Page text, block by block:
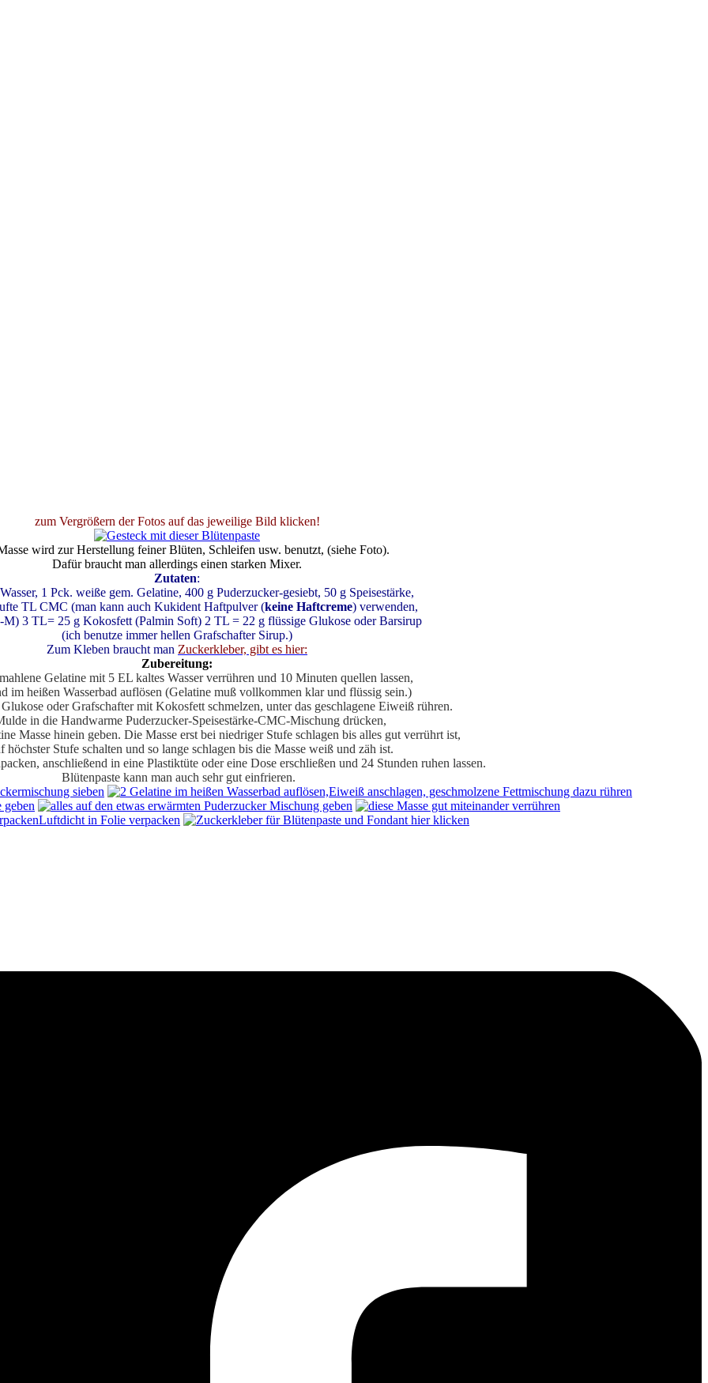
zum Vergrößern der Fotos auf das jeweilige Bild klicken!
wird zur Herstellung feiner Blüten, Schleifen usw. benutzt, (siehe Foto).
Dafür braucht man allerdings einen starken Mixer.
Zutaten:
1 Pck. weiße gem. Gelatine, 400 g Puderzucker-gesiebt, 50 g Speisestärke,
TL CMC (man kann auch Kukident Haftpulver (keine Haftcreme) verwenden,
M) 3 TL= 25 g Kokosfett (Palmin Soft) 2 TL = 22 g flüssige Glukose oder Barsirup
(ich benutze immer hellen Grafschafter Sirup.)
Zum Kleben braucht man Zuckerkleber, gibt es hier:
Zubereitung:
Gelatine mit 5 EL kaltes Wasser verrühren und 10 Minuten quellen lassen,
im heißen Wasserbad auflösen (Gelatine muß vollkommen klar und flüssig sein.)
oder Grafschafter mit Kokosfett schmelzen, unter das geschlagene Eiweiß rühren.
in die Handwarme Puderzucker-Speisestärke-CMC-Mischung drücken,
Masse hinein geben. Die Masse erst bei niedriger Stufe schlagen bis alles gut verrührt ist,
höchster Stufe schalten und so lange schlagen bis die Masse weiß und zäh ist.
anschließend in eine Plastiktüte oder eine Dose erschließen und 24 Stunden ruhen lassen.
Blütenpaste kann man auch sehr gut einfrieren.